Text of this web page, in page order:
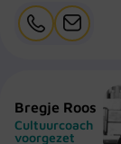
Bregje Roos
Cultuurcoach
voorgezet